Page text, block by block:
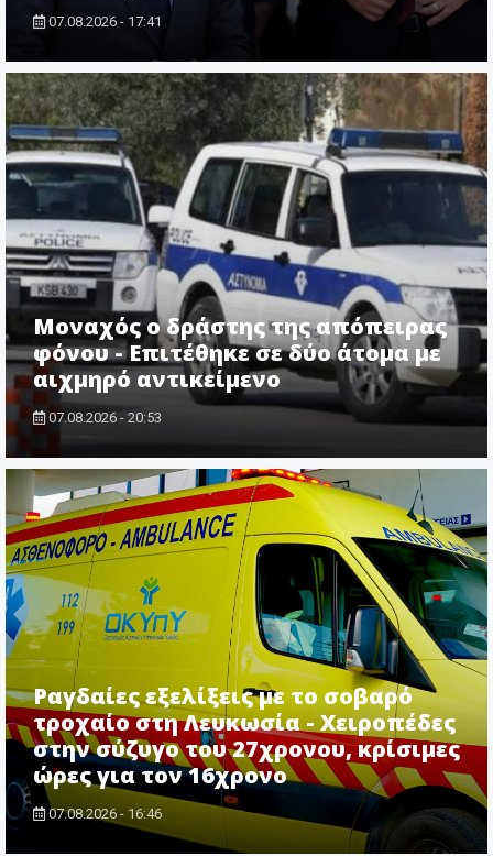
07.08.2026 - 17:41
Μοναχός ο δράστης της απόπειρας
φόνου - Επιτέθηκε σε δύο άτομα με
αιχμηρό αντικείμενο
07.08.2026 - 20:53
Ραγδαίες εξελίξεις με το σοβαρό
τροχαίο στη Λευκωσία - Χειροπέδες
στην σύζυγο του 27χρονου, κρίσιμες
ώρες για τον 16χρονο
07.08.2026 - 16:46